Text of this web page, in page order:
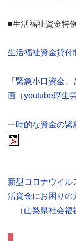
■生活福祉資金特
生活福祉資金貸付
「緊急小口資金
画（youtube厚生
一時的な資金の緊
新型コロナウイル
活資金にお困りの
（山梨県社会福